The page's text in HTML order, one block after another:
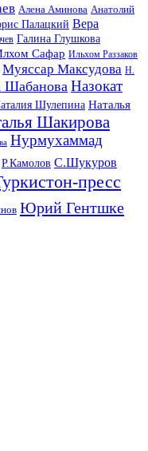
Алена Аминова Анатолий
Палацкий Вера
Галина Глушкова
Сафар Ильхом Раззаков
Муяссар Максудова Н.
ШабановаНазокат
Шулепина Наталья
Шакирова
Нурмухаммад
Р.Камолов С.Шукуров
пресс
Юрий Гентшке